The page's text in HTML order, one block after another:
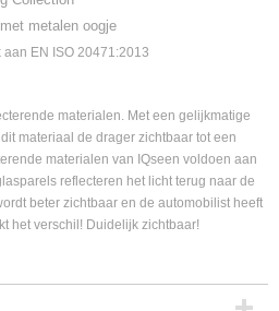
metalen oogje
EN ISO 20471:2013
materialen. Met een gelijkmatige
materiaal de drager zichtbaar tot een
materialen van IQseen voldoen aan
reflecteren het licht terug naar de
beter zichtbaar en de automobilist heeft
het verschil! Duidelijk zichtbaar!